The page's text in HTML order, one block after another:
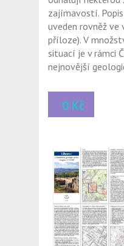
zajímavostí.
uveden rovněž
příloze). V
situací je v rámci
nejnovější
0 Kč